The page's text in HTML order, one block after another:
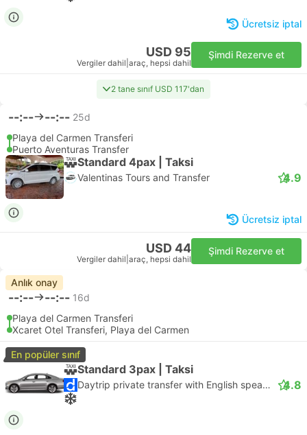
Ücretsiz iptal
USD 95
Vergiler dahil araç, hepsi dahil
Şimdi Rezerve et
2 tane sınıf USD 117'dan
--:-- --:-- 25d
Playa del Carmen Transferi
Puerto Aventuras Transfer
Standard 4pax | Taksi
Valentinas Tours and Transfer 4.9
Ücretsiz iptal
USD 44
Vergiler dahil araç, hepsi dahil
Şimdi Rezerve et
Anlık onay
--:-- --:-- 16d
Playa del Carmen Transferi
Xcaret Otel Transferi, Playa del Carmen
En popüler sınıf
Standard 3pax | Taksi
Daytrip private transfer with English speaking driver 4.8